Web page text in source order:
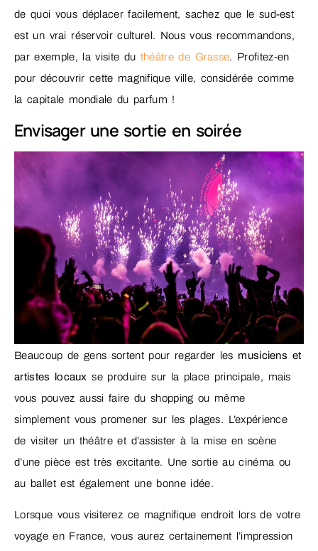
de quoi vous déplacer facilement, sachez que le sud-est
est un vrai réservoir culturel. Nous vous recommandons,
par exemple, la visite du théâtre de Grasse. Profitez-en
pour découvrir cette magnifique ville, considérée comme
la capitale mondiale du parfum !
Envisager une sortie en soirée
Beaucoup de gens sortent pour regarder les musiciens et
artistes locaux se produire sur la place principale, mais
vous pouvez aussi faire du shopping ou même
simplement vous promener sur les plages. L’expérience
de visiter un théâtre et d’assister à la mise en scène
d’une pièce est très excitante. Une sortie au cinéma ou
au ballet est également une bonne idée.
Lorsque vous visiterez ce magnifique endroit lors de votre
voyage en France, vous aurez certainement l’impression